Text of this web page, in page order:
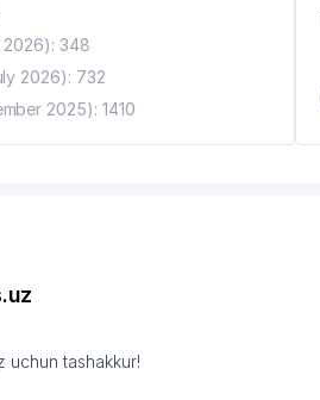
2026): 348
2026): 732
2025): 1410
uchun tashakkur!